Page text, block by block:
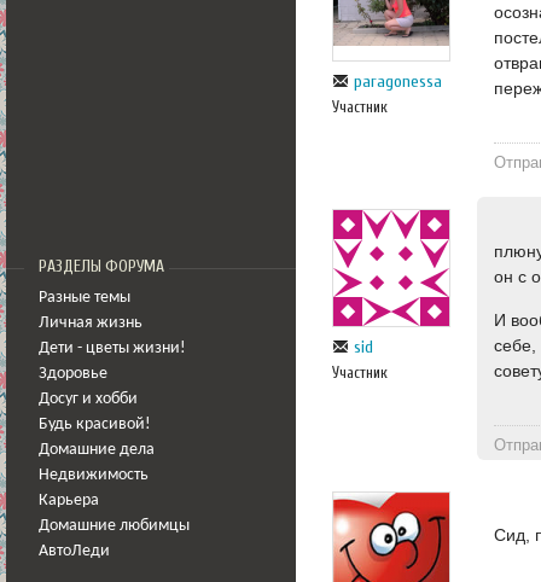
РАЗДЕЛЫ ФОРУМА
Разные темы
Личная жизнь
Дети - цветы жизни!
Здоровье
Досуг и хобби
Будь красивой!
Домашние дела
Недвижимость
Карьера
Домашние любимцы
АвтоЛеди
paragonessa
Участник
sid
Участник
он с
И
себе,
Сид,